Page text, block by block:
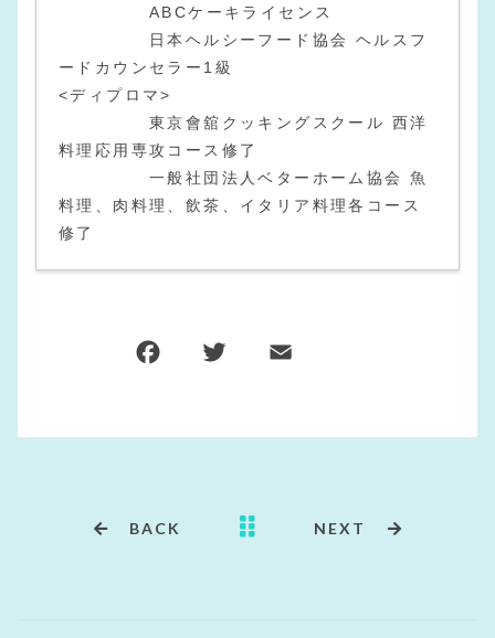
ABCケーキライセンス
日本ヘルシーフード協会 ヘルスフ
ードカウンセラー1級
<ディプロマ>
東京會舘クッキングスクール 西洋
料理応用専攻コース修了
一般社団法人ベターホーム協会 魚
料理、肉料理、飲茶、イタリア料理各コース
修了
BACK NEXT